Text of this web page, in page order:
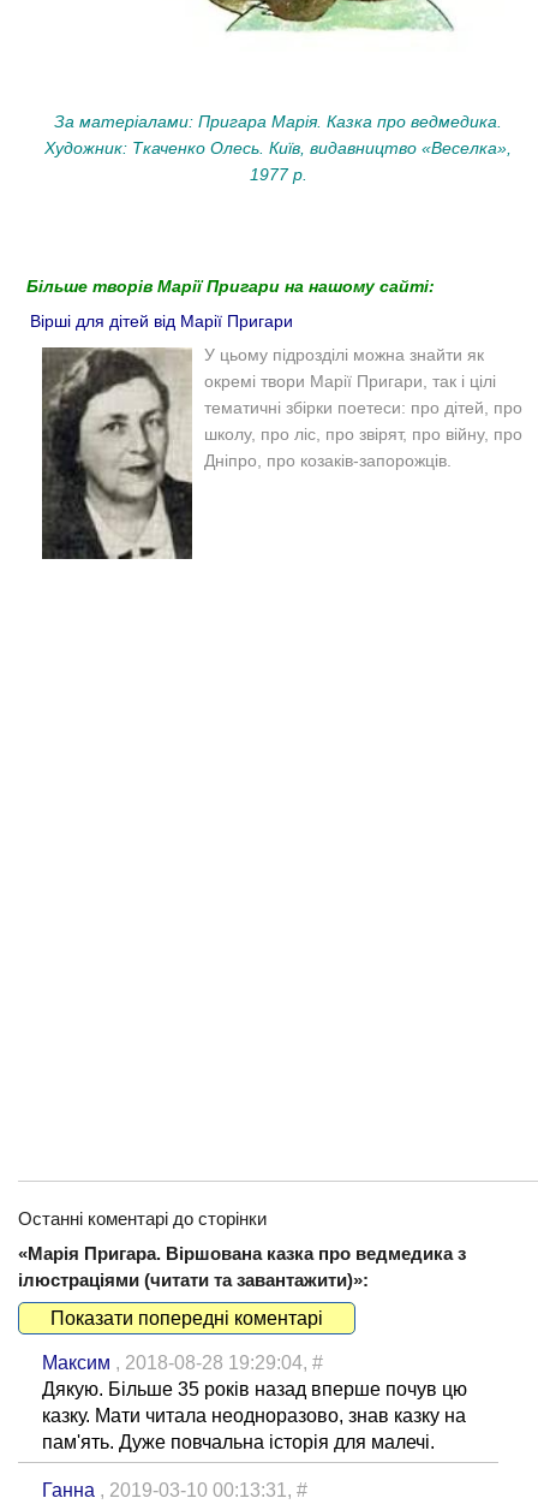
За матеріалами: Пригара Марія. Казка про ведмедика.
Художник: Ткаченко Олесь. Київ, видавництво «Веселка»,
1977 р.
Більше творів Марії Пригари на нашому сайті:
Вірші для дітей від Марії Пригари
У цьому підрозділі можна знайти як
окремі твори Марії Пригари, так і цілі
тематичні збірки поетеси: про дітей, про
школу, про ліс, про звірят, про війну, про
Дніпро, про козаків-запорожців.
Останні коментарі до сторінки
«Марія Пригара. Віршована казка про ведмедика з
ілюстраціями (читати та завантажити)»:
Показати попередні коментарі
Максим , 2018-08-28 19:29:04, #
Дякую. Більше 35 років назад вперше почув цю
казку. Мати читала неодноразово, знав казку на
пам'ять. Дуже повчальна історія для малечі.
Ганна , 2019-03-10 00:13:31, #